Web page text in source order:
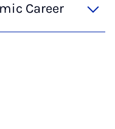
Career